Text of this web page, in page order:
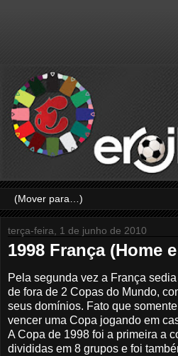
terça-feira, 1 de junho de 2010
1998 França (Home
Pela segunda vez a França
de fora de 2 Copas do Mundo,
seus domínios. Fato que
vencer uma Copa jogando em
A Copa de 1998 foi a primeira a
divididas em 8 grupos e foi